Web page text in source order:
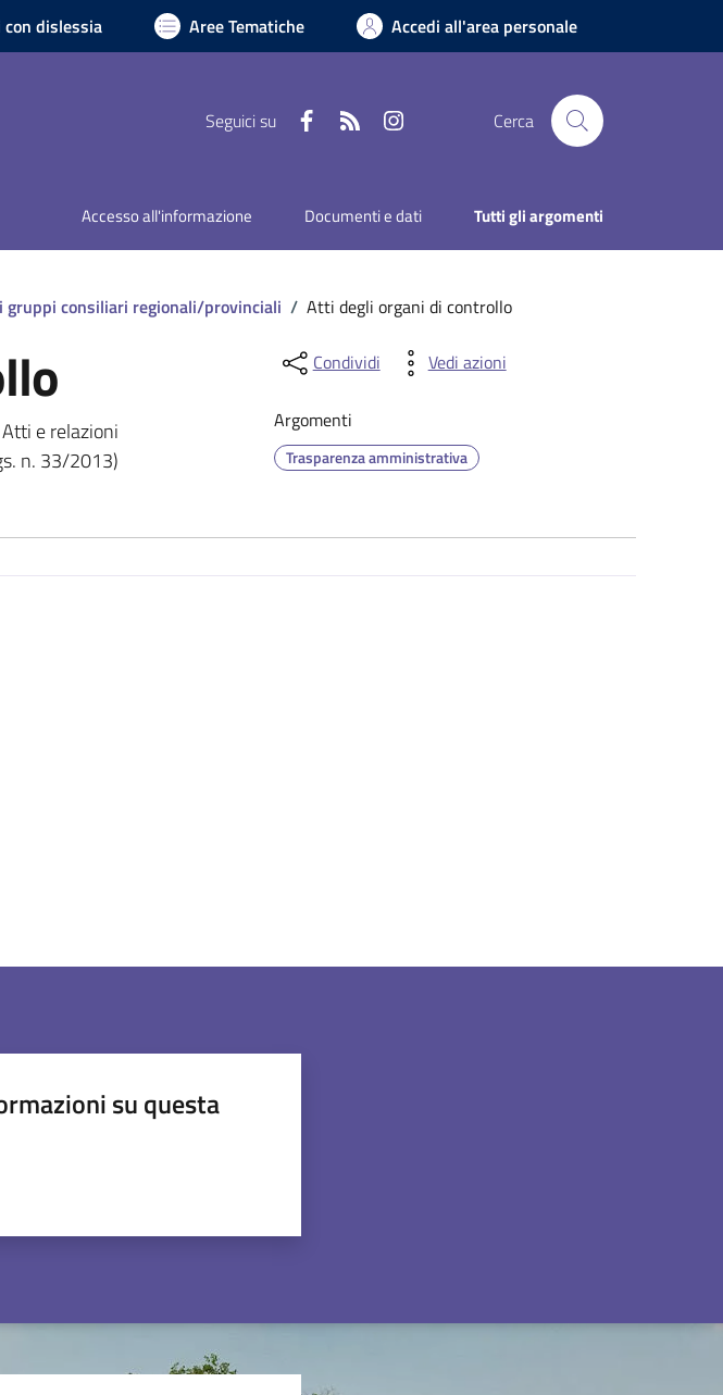
dislessia Aree Tematiche Accedi all'area personale
Seguici su FacebookRSS Cerca
Accesso all'informazione Documenti e dati Tutti gli argomenti
gruppi consiliari regionali/provinciali / Atti degli organi di controllo
e relazioni
n. 33/2013)
Condividi Vedi azioni
Argomenti
Trasparenza amministrativa
su questa